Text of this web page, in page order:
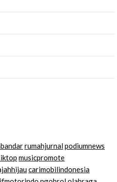
rumahjurnalpodiumnews
musicpromote
carimobilindonesia